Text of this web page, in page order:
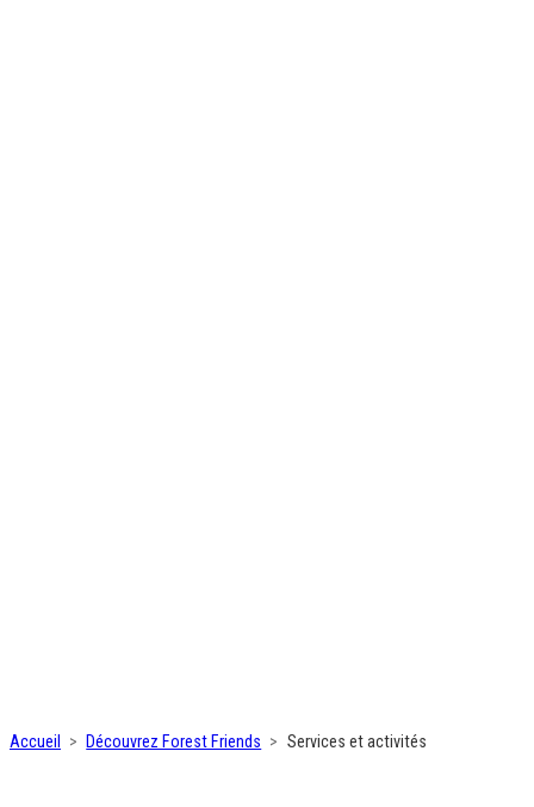
Accueil Découvrez Forest Friends Services et activités